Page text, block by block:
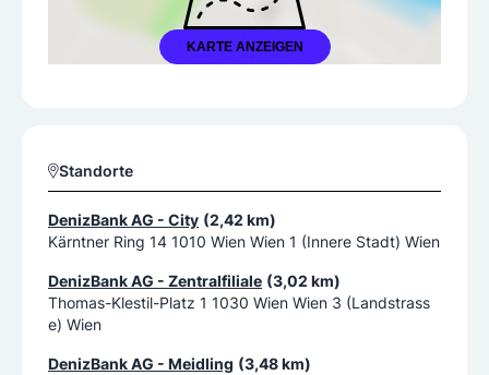
KARTE ANZEIGEN
Standorte
DenizBank AG - City (2,42 km)
Kärntner Ring 14 1010 Wien Wien 1 (Innere Stadt) Wien
DenizBank AG - Zentralfiliale (3,02 km)
Thomas-Klestil-Platz 1 1030 Wien Wien 3 (Landstrass
e) Wien
DenizBank AG - Meidling (3,48 km)